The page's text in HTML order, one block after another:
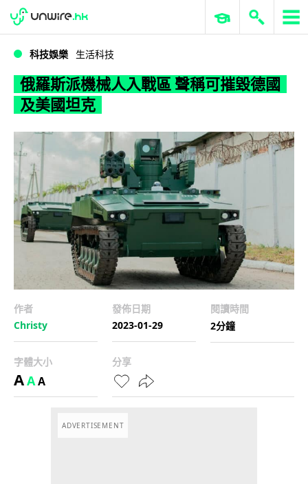
WWDC 2026 ERP 與商業 AI
科技娛樂 生活科技
俄羅斯派機械人入戰區 聲稱可摧毀德國
及美國坦克
作者
Christy
發佈日期
2023-01-29
閱讀時間
2分鐘
字體大小
AAA
分享
ADVERTISEMENT